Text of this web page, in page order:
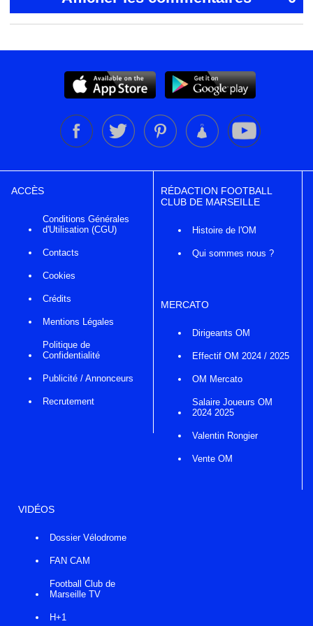
ACCÈS
Conditions Générales
d'Utilisation (CGU)
Contacts
Cookies
Crédits
Mentions Légales
Politique de
Confidentialité
Publicité / Annonceurs
Recrutement
RÉDACTION FOOTBALL
CLUB DE MARSEILLE
Histoire de l'OM
Qui sommes nous ?
MERCATO
Dirigeants OM
Effectif OM 2024 / 2025
OM Mercato
Salaire Joueurs OM
2024 2025
Valentin Rongier
Vente OM
VIDÉOS
Dossier Vélodrome
FAN CAM
Football Club de
Marseille TV
H+1